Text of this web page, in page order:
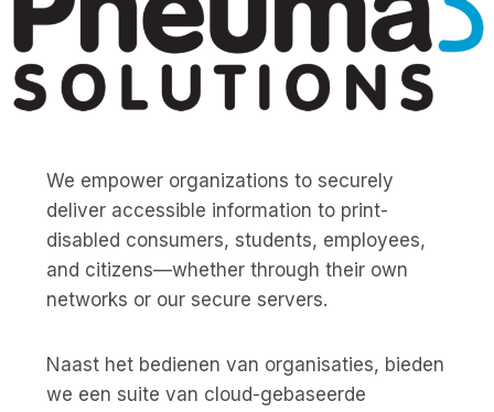
We empower organizations to securely
deliver accessible information to print-
disabled consumers, students, employees,
and citizens—whether through their own
networks or our secure servers.
Naast het bedienen van organisaties, bieden
we een suite van cloud-gebaseerde